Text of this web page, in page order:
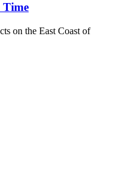
Time
on the East Coast of